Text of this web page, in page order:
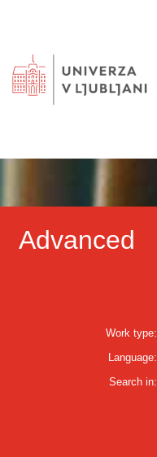
Advanced
Work type:
Language:
Search in: